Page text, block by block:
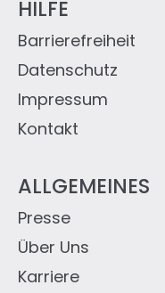
ALLGEMEINES
Karriere
Über Uns
Presse
HILFE
Kontakt
Impressum
Datenschutz
Barrierefreiheit